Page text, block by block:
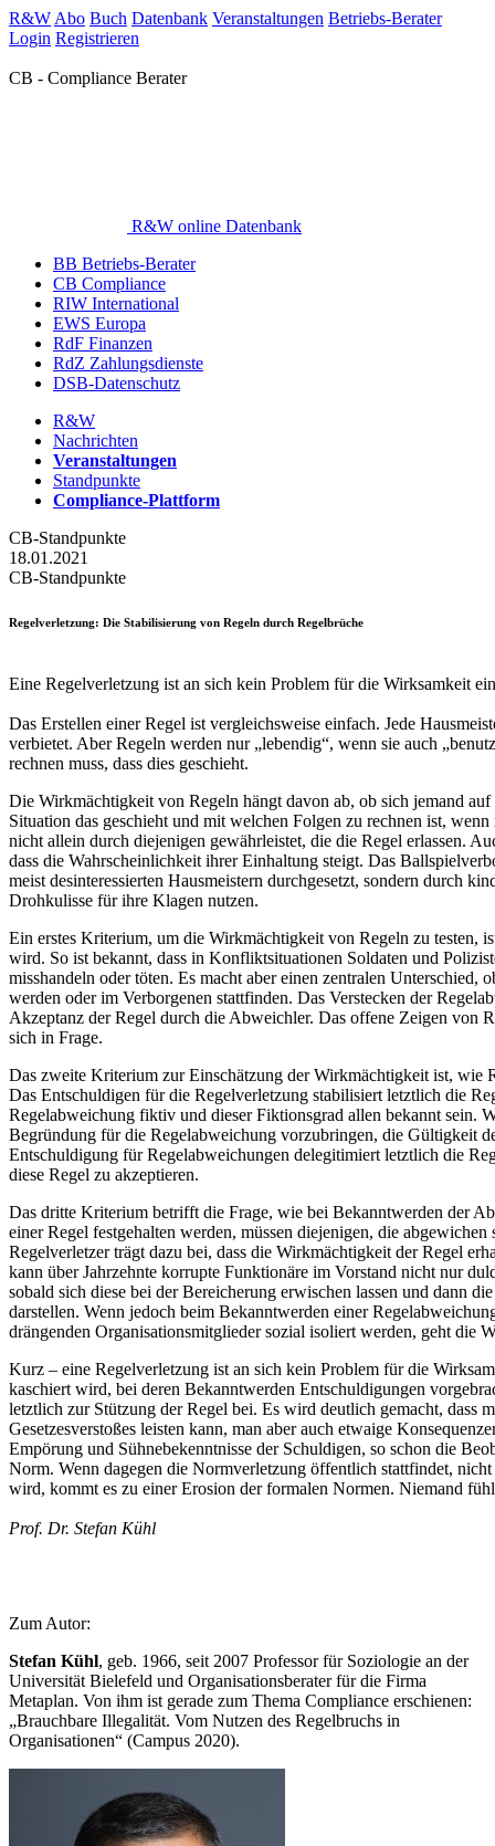
R&W Abo Buch Datenbank Veranstaltungen Betriebs-Berater
Login Registrieren
CB - Compliance Berater
R&W online Datenbank
BB Betriebs-Berater
CB Compliance
RIW International
EWS Europa
RdF Finanzen
RdZ Zahlungsdienste
DSB-Datenschutz
R&W
Nachrichten
Veranstaltungen
Standpunkte
Compliance-Plattform
CB-Standpunkte
18.01.2021
CB-Standpunkte
Regelverletzung: Die Stabilisierung von Regeln durch Regelbrüche
Eine Regelverletzung ist an sich kein Problem für die Wirksamkeit
Das Erstellen einer Regel ist vergleichsweise einfach. Jede
verbietet. Aber Regeln werden nur „lebendig“, wenn sie auch
rechnen muss, dass dies geschieht.
Die Wirkmächtigkeit von Regeln hängt davon ab, ob sich jemand
Situation das geschieht und mit welchen Folgen zu rechnen ist,
nicht allein durch diejenigen gewährleistet, die die Regel erlassen.
dass die Wahrscheinlichkeit ihrer Einhaltung steigt. Das
meist desinteressierten Hausmeistern durchgesetzt, sondern durch
Drohkulisse für ihre Klagen nutzen.
Ein erstes Kriterium, um die Wirkmächtigkeit von Regeln zu testen,
wird. So ist bekannt, dass in Konfliktsituationen Soldaten und
misshandeln oder töten. Es macht aber einen zentralen
werden oder im Verborgenen stattfinden. Das Verstecken der
Akzeptanz der Regel durch die Abweichler. Das offene Zeigen von
sich in Frage.
Das zweite Kriterium zur Einschätzung der Wirkmächtigkeit ist, wie
Das Entschuldigen für die Regelverletzung stabilisiert letztlich die
Regelabweichung fiktiv und dieser Fiktionsgrad allen bekannt sein.
Begründung für die Regelabweichung vorzubringen, die Gültigkeit
Entschuldigung für Regelabweichungen delegitimiert letztlich die
diese Regel zu akzeptieren.
Das dritte Kriterium betrifft die Frage, wie bei Bekanntwerden der
einer Regel festgehalten werden, müssen diejenigen, die
Regelverletzer trägt dazu bei, dass die Wirkmächtigkeit der Regel
kann über Jahrzehnte korrupte Funktionäre im Vorstand nicht nur
sobald sich diese bei der Bereicherung erwischen lassen und dann
darstellen. Wenn jedoch beim Bekanntwerden einer
drängenden Organisationsmitglieder sozial isoliert werden, geht die
Kurz – eine Regelverletzung ist an sich kein Problem für die
kaschiert wird, bei deren Bekanntwerden Entschuldigungen
letztlich zur Stützung der Regel bei. Es wird deutlich gemacht, dass
Gesetzesverstoßes leisten kann, man aber auch etwaige
Empörung und Sühnebekenntnisse der Schuldigen, so schon die
Norm. Wenn dagegen die Normverletzung öffentlich stattfindet,
wird, kommt es zu einer Erosion der formalen Normen. Niemand
Prof. Dr. Stefan Kühl
Zum Autor:
Stefan Kühl, geb. 1966, seit 2007 Professor für Soziologie an der
Universität Bielefeld und Organisationsberater für die Firma
Metaplan. Von ihm ist gerade zum Thema Compliance erschienen:
„Brauchbare Illegalität. Vom Nutzen des Regelbruchs in
Organisationen“ (Campus 2020).